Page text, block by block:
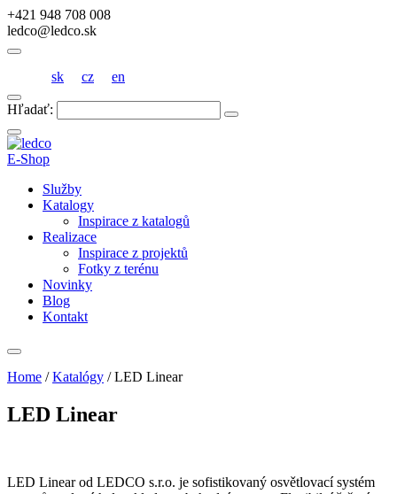
+421 948 708 008
ledco@ledco.sk
sk cz en
Hľadať:
E-Shop
Služby
Katalogy
Inspirace z katalogů
Realizace
Inspirace z projektů
Fotky z terénu
Novinky
Blog
Kontakt
Home /Katalógy /LED Linear
LED Linear
LED Linear od LEDCO s.r.o. je sofistikovaný osvětlovací systém